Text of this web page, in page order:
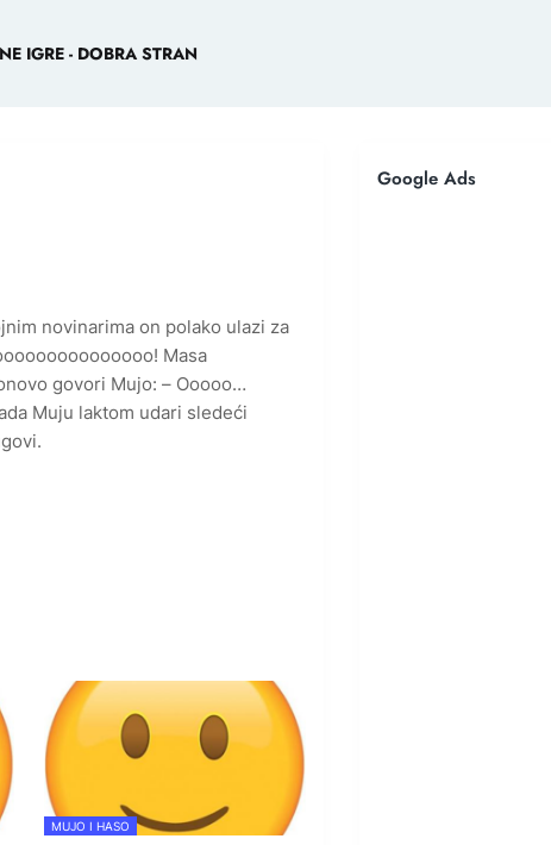
IGRE - DOBRA STRAN
novinarima on polako ulazi za
Masa
govori Mujo: – Ooooo…
Muju laktom udari sledeći
MUJO I HASO
Google Ads